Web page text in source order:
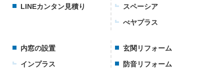
LINEカンタン見積り
スペーシア
ぺヤプラス
内窓の設置
インプラス
玄関リフォーム
防音リフォーム